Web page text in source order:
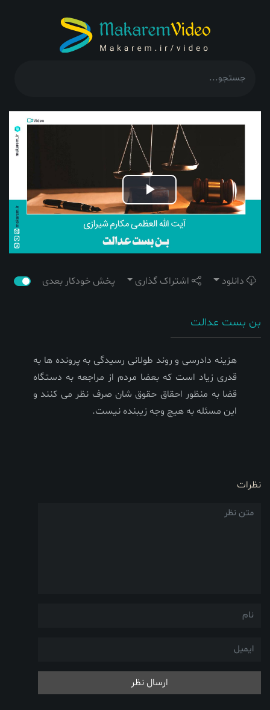
Play
Video
دانلود اشتراک گذاری پخش خودکار بعدی
بن بست عدالت
هزینه دادرسی و روند طولانی رسیدگی به پرونده ها به
قدری زیاد است که بعضا مردم از مراجعه به دستگاه
قضا به منظور احقاق حقوق شان صرف نظر می کنند و
این مسئله به هیچ وجه زیبنده نیست.
نظرات
ارسال نظر